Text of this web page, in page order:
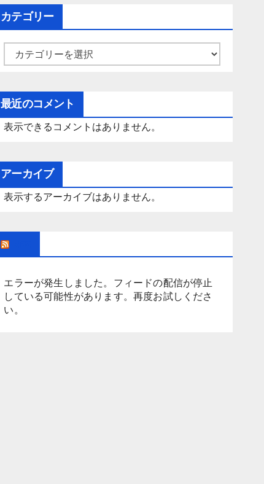
カテゴリー
テ
リ
ー
最近のコメント
表示できるコメントはありません。
アーカイブ
表示するアーカイブはありません。
エラーが発生しました。フィードの配信が停止
している可能性があります。再度お試しくださ
い。